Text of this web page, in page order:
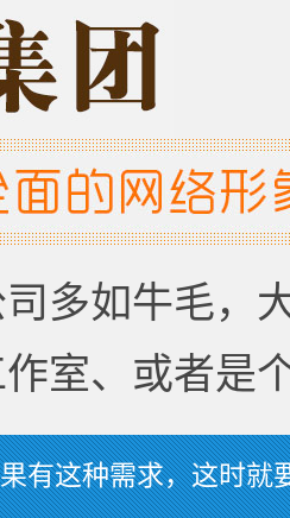
多如牛毛，
室、或者是
有这种需求，这时就